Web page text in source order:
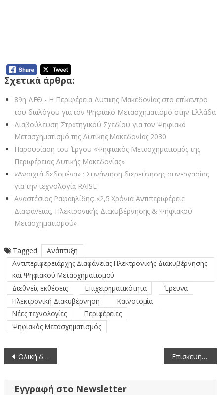
Σχετικά άρθρα:
89η ΔΕΘ - Η Περιφέρεια Δυτικής Μακεδονίας στο επίκεντρο
του διαλόγου για τον Ψηφιακό Μετασχηματισμό στην Ελλάδα
Διαβούλευση Στρατηγικού Σχεδίου για τον Ψηφιακό
Μετασχηματισμό της Δυτικής Μακεδονίας 2030
Παρουσίαση του Έργου «Ψηφιακός Μετασχηματισμός της
Περιφέρειας Δυτικής Μακεδονίας»
«Ανοιχτά δεδομένα» : Συνάντηση διερεύνησης συνεργασίας
για την τεχνολογία RAISE
Αναστάσιος Ραφαηλίδης: «2,5 Χρόνια Αντιπεριφέρεια
Διαφάνειας, Ηλεκτρονικής Διακυβέρνησης & Ψηφιακού
Μετασχηματισμού»
Tagged
Ανάπτυξη
Αντιπεριφερειάρχης Διαφάνειας Ηλεκτρονικής Διακυβέρνησης
και Ψηφιακού Μετασχηματισμού
Διεθνείς εκθέσεις
Επιχειρηματικότητα
Έρευνα
Ηλεκτρονική Διακυβέρνηση
Καινοτομία
Νέες τεχνολογίες
Περιφέρειες
Ψηφιακός Μετασχηματισμός
Πλοήγηση
άρθρων
Ολική διακοπή της κυκλοφορίας στην Υψηλή Γέφυρα Σερβίων λόγω δοκιμαστικών φορτίσεων Επισκευή και συντήρηση του δρόμου από την Τ.Κ. Χρυσαυγής έως την Τ.Κ Τρικόρφου
Εγγραφή στο Newsletter